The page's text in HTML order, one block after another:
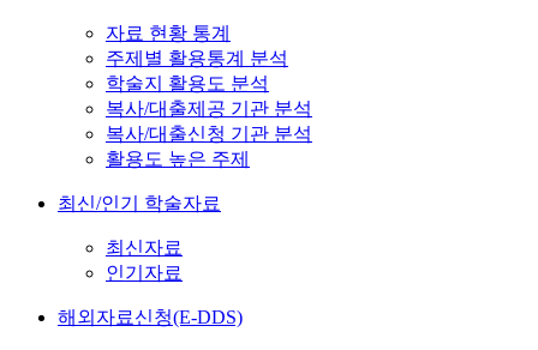
자료 현황 통계
주제별 활용통계 분석
학술지 활용도 분석
복사/대출제공 기관 분석
복사/대출신청 기관 분석
활용도 높은 주제
최신/인기 학술자료
최신자료
인기자료
해외자료신청(E-DDS)